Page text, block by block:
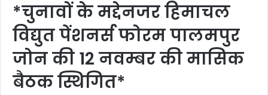
*चुनावों के मद्देनजर हिमाचल
विद्युत पेंशनर्स फोरम पालमपुर
जोन की 12 नवम्बर की मासिक
बैठक स्थिगित*